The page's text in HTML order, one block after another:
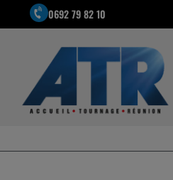
0692 79 82 10